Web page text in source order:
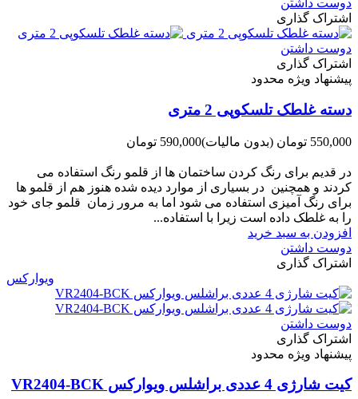
دوست داشتن
اشتراک گذاری
دوست داشتن
اشتراک گذاری
پیشنهاد ویژه محدود
دسته غلطک تلسکوپی 2 متری
550,000 تومان (بدون مالیات)590,000 تومان
در قدیم برای رنگ کردن ساختمان ها از قلمو رنگ استفاده می
کردند و همچنین در بسیاری از موارد دیده شده هنوز هم از قلمو ها
برای رنگ آمیزی استفاده می شود اما به مرور زمان قلمو جای خود
را به غلطک داده است زیرا با استفاده...
افزودن به سبد خرید
دوست داشتن
اشتراک گذاری
ویوارکس
دوست داشتن
اشتراک گذاری
پیشنهاد ویژه محدود
کیت شارژی 4 عددی براشلس ویوارکس VR2404-BCK